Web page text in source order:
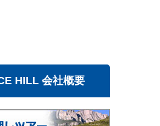
HILL 会社概要